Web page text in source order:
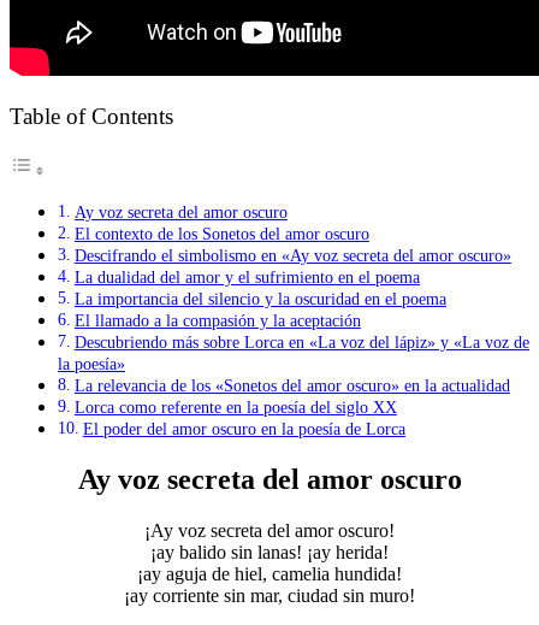
Table of Contents
Ay voz secreta del amor oscuro
El contexto de los Sonetos del amor oscuro
Descifrando el simbolismo en «Ay voz secreta del amor oscuro»
La dualidad del amor y el sufrimiento en el poema
La importancia del silencio y la oscuridad en el poema
El llamado a la compasión y la aceptación
Descubriendo más sobre Lorca en «La voz del lápiz» y «La voz de
la poesía»
La relevancia de los «Sonetos del amor oscuro» en la actualidad
Lorca como referente en la poesía del siglo XX
El poder del amor oscuro en la poesía de Lorca
Ay voz secreta del amor oscuro
¡Ay voz secreta del amor oscuro!
¡ay balido sin lanas! ¡ay herida!
¡ay aguja de hiel, camelia hundida!
¡ay corriente sin mar, ciudad sin muro!